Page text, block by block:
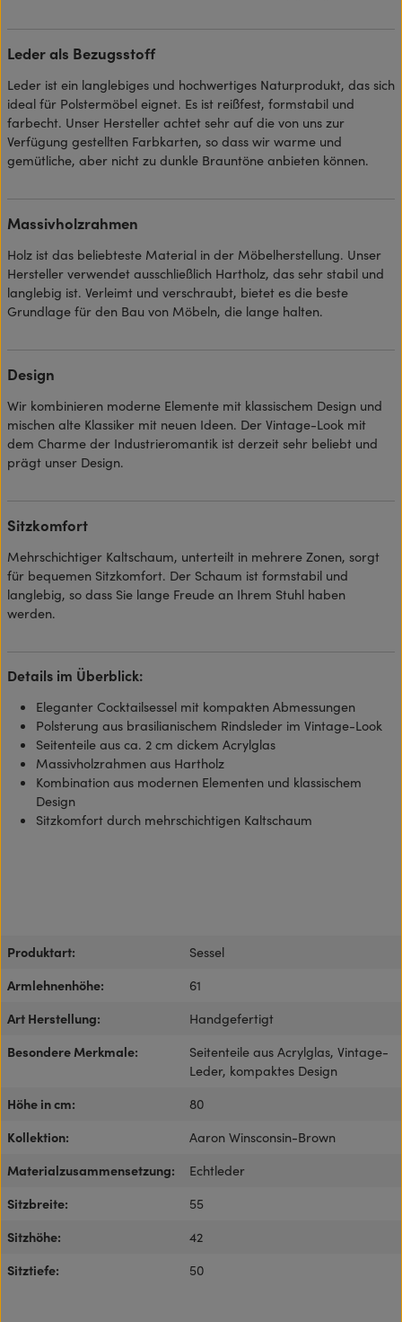
Leder als Bezugsstoff
Leder ist ein langlebiges und hochwertiges Naturprodukt, das sich
ideal für Polstermöbel eignet. Es ist reißfest, formstabil und
farbecht. Unser Hersteller achtet sehr auf die von uns zur
Verfügung gestellten Farbkarten, so dass wir warme und
gemütliche, aber nicht zu dunkle Brauntöne anbieten können.
Massivholzrahmen
Holz ist das beliebteste Material in der Möbelherstellung. Unser
Hersteller verwendet ausschließlich Hartholz, das sehr stabil und
langlebig ist. Verleimt und verschraubt, bietet es die beste
Grundlage für den Bau von Möbeln, die lange halten.
Design
Wir kombinieren moderne Elemente mit klassischem Design und
mischen alte Klassiker mit neuen Ideen. Der Vintage-Look mit
dem Charme der Industrieromantik ist derzeit sehr beliebt und
prägt unser Design.
Sitzkomfort
Mehrschichtiger Kaltschaum, unterteilt in mehrere Zonen, sorgt
für bequemen Sitzkomfort. Der Schaum ist formstabil und
langlebig, so dass Sie lange Freude an Ihrem Stuhl haben
werden.
Details im Überblick:
Eleganter Cocktailsessel mit kompakten Abmessungen
Polsterung aus brasilianischem Rindsleder im Vintage-Look
Seitenteile aus ca. 2 cm dickem Acrylglas
Massivholzrahmen aus Hartholz
Kombination aus modernen Elementen und klassischem
Design
Sitzkomfort durch mehrschichtigen Kaltschaum
Produktart:
Sessel
Armlehnenhöhe:
61
Art Herstellung:
Handgefertigt
Besondere Merkmale:
Seitenteile aus Acrylglas, Vintage-
Leder, kompaktes Design
Höhe in cm:
80
Kollektion:
Aaron Winsconsin-Brown
Materialzusammensetzung:
Echtleder
Sitzbreite:
55
Sitzhöhe:
42
Sitztiefe:
50